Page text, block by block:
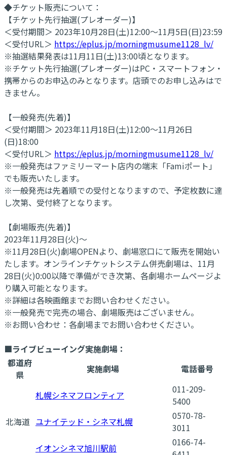
◆チケット販売について：
【チケット先行抽選(プレオーダー)】
＜受付期間＞ 2023年10月28日(土)12:00～11月5日(日)23:59
＜受付URL＞ https://eplus.jp/morningmusume1128_lv/
※抽選結果発表は11月11日(土)13:00頃となります。
※チケット先行抽選(プレオーダー)はPC・スマートフォン・
携帯からのお申込のみとなります。店頭でのお申し込みはで
きません。
【一般発売(先着)】
＜受付期間＞ 2023年11月18日(土)12:00〜11月26日
(日)18:00
＜受付URL＞ https://eplus.jp/morningmusume1128_lv/
※一般発売はファミリーマート店内の端末「Famiポート」
でも販売いたします。
※一般発売は先着順での受付となりますので、予定枚数に達
し次第、受付終了となります。
【劇場販売(先着)】
2023年11月28日(火)〜
※11月28日(火)劇場OPENより、劇場窓口にて販売を開始い
たします。オンラインチケットシステム併売劇場は、11月
28日(火)0:00以降で準備ができ次第、各劇場ホームページよ
り購入可能となります。
※詳細は各映画館までお問い合わせください。
※一般発売で完売の場合、劇場販売はございません。
※お問い合わせ：各劇場までお問い合わせください。
■ライブビューイング実施劇場：
都道府
県
実施劇場 電話番号
北海道
札幌シネマフロンティア
011-209-
5400
ユナイテッド・シネマ札幌
0570-78-
3011
イオンシネマ旭川駅前
0166-74-